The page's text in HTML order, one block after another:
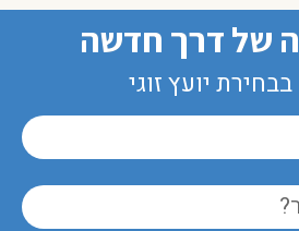
של דרך חדשה
יועץ זוגי